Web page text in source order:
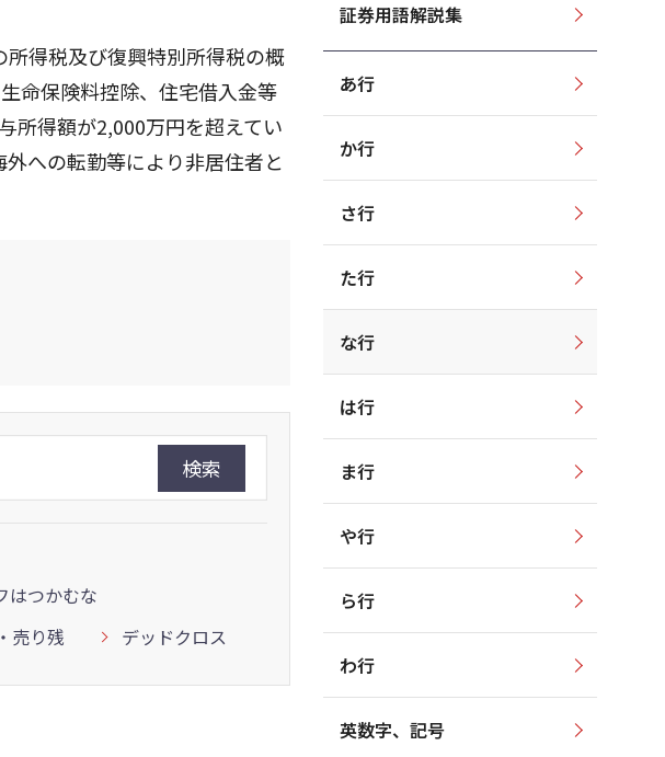
得税及び復興特別所得税の概
命保険料控除、住宅借入金等
所得額が2,000万円を超えてい
への転勤等により非居住者と
検索
はつかむな
売り残 デッドクロス
証券用語解説集
あ行
か行
さ行
た行
な行
は行
ま行
や行
ら行
わ行
英数字、記号